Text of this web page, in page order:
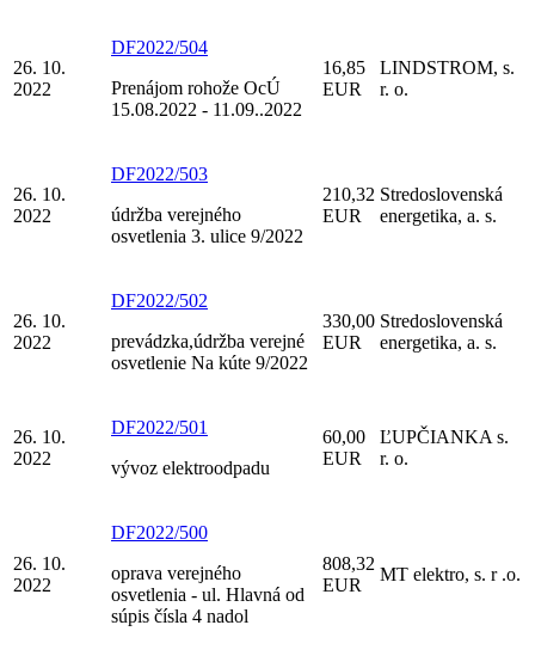
26. 10.
2022
DF2022/504
Prenájom rohože OcÚ
15.08.2022 - 11.09..2022
16,85
EUR
LINDSTROM, s.
r. o.
26. 10.
2022
DF2022/503
údržba verejného
osvetlenia 3. ulice 9/2022
210,32
EUR
Stredoslovenská
energetika, a. s.
26. 10.
2022
DF2022/502
prevádzka,údržba verejné
osvetlenie Na kúte 9/2022
330,00
EUR
Stredoslovenská
energetika, a. s.
26. 10.
2022
DF2022/501
vývoz elektroodpadu
60,00
EUR
ĽUPČIANKA s.
r. o.
26. 10.
2022
DF2022/500
oprava verejného
osvetlenia - ul. Hlavná od
súpis čísla 4 nadol
808,32
EUR
MT elektro, s. r .o.